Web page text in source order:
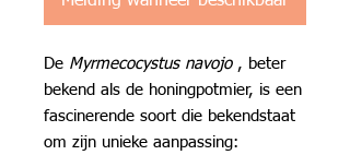
De Myrmecocystus navojo, beter
bekend als de honingpotmier, is een
fascinerende soort die bekendstaat
om zijn unieke aanpassing: